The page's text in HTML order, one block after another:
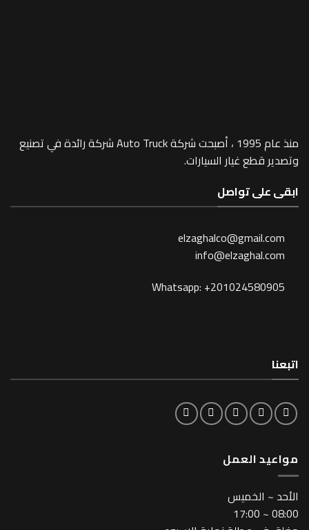
منذ عام 1995 ، أصبحت شركة Auto Truck شركة رائدة في تصنيع
غيار السيارات.
تواصل
Whatsapp: